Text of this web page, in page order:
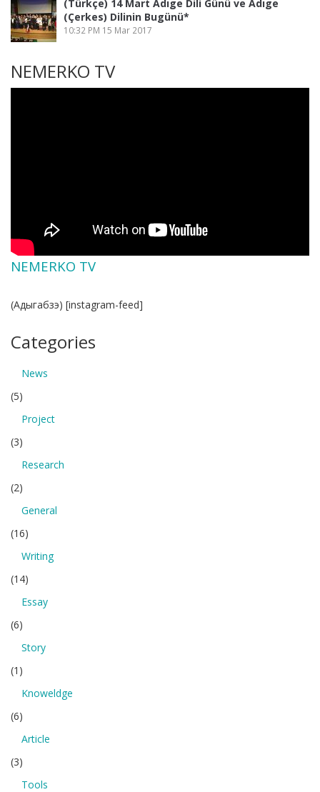
(Türkçe) 14 Mart Adıge Dili Günü ve Adıge
(Çerkes) Dilinin Bugünü*
10:32 PM 15 Mar 2017
NEMERKO TV
NEMERKO TV
(Адыгабзэ) [instagram-feed]
Categories
News
(5)
Project
(3)
Research
(2)
General
(16)
Writing
(14)
Essay
(6)
Story
(1)
Knoweldge
(6)
Article
(3)
Tools